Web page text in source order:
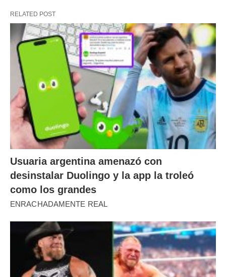
RELATED POST
Usuaria argentina amenazó con
desinstalar Duolingo y la app la troleó
como los grandes
ENRACHADAMENTE REAL